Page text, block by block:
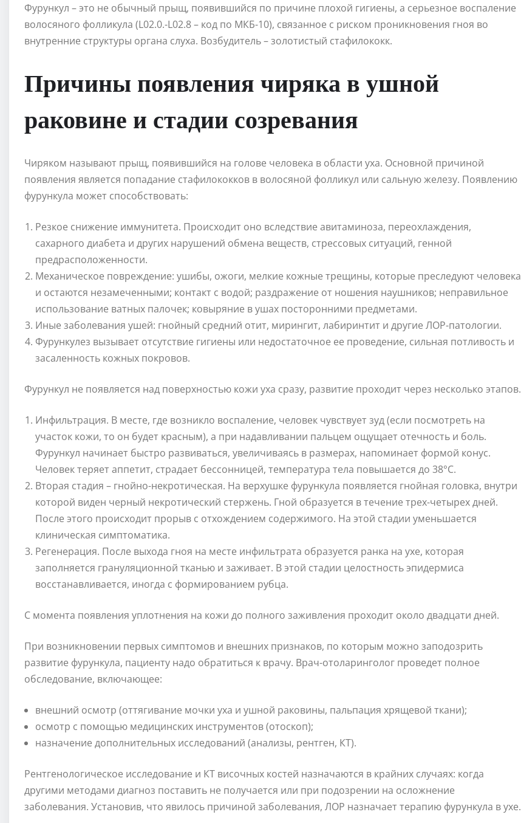
Фурункул – это не обычный прыщ, появившийся по причине плохой гигиены, а серьезное воспаление
волосяного фолликула (L02.0.-L02.8 – код по МКБ-10), связанное с риском проникновения гноя во
внутренние структуры органа слуха. Возбудитель – золотистый стафилококк.
Причины появления чиряка в ушной
раковине и стадии созревания
Чиряком называют прыщ, появившийся на голове человека в области уха. Основной причиной
появления является попадание стафилококков в волосяной фолликул или сальную железу. Появлению
фурункула может способствовать:
Резкое снижение иммунитета. Происходит оно вследствие авитаминоза, переохлаждения,
сахарного диабета и других нарушений обмена веществ, стрессовых ситуаций, генной
предрасположенности.
Механическое повреждение: ушибы, ожоги, мелкие кожные трещины, которые преследуют человека
и остаются незамеченными; контакт с водой; раздражение от ношения наушников; неправильное
использование ватных палочек; ковыряние в ушах посторонними предметами.
Иные заболевания ушей: гнойный средний отит, мирингит, лабиринтит и другие ЛОР-патологии.
Фурункулез вызывает отсутствие гигиены или недостаточное ее проведение, сильная потливость и
засаленность кожных покровов.
Фурункул не появляется над поверхностью кожи уха сразу, развитие проходит через несколько этапов.
Инфильтрация. В месте, где возникло воспаление, человек чувствует зуд (если посмотреть на
участок кожи, то он будет красным), а при надавливании пальцем ощущает отечность и боль.
Фурункул начинает быстро развиваться, увеличиваясь в размерах, напоминает формой конус.
Человек теряет аппетит, страдает бессонницей, температура тела повышается до 38°С.
Вторая стадия – гнойно-некротическая. На верхушке фурункула появляется гнойная головка, внутри
которой виден черный некротический стержень. Гной образуется в течение трех-четырех дней.
После этого происходит прорыв с отхождением содержимого. На этой стадии уменьшается
клиническая симптоматика.
Регенерация. После выхода гноя на месте инфильтрата образуется ранка на ухе, которая
заполняется грануляционной тканью и заживает. В этой стадии целостность эпидермиса
восстанавливается, иногда с формированием рубца.
С момента появления уплотнения на кожи до полного заживления проходит около двадцати дней.
При возникновении первых симптомов и внешних признаков, по которым можно заподозрить
развитие фурункула, пациенту надо обратиться к врачу. Врач-отоларинголог проведет полное
обследование, включающее:
внешний осмотр (оттягивание мочки уха и ушной раковины, пальпация хрящевой ткани);
осмотр с помощью медицинских инструментов (отоскоп);
назначение дополнительных исследований (анализы, рентген, КТ).
Рентгенологическое исследование и КТ височных костей назначаются в крайних случаях: когда
другими методами диагноз поставить не получается или при подозрении на осложнение
заболевания. Установив, что явилось причиной заболевания, ЛОР назначает терапию фурункула в ухе.